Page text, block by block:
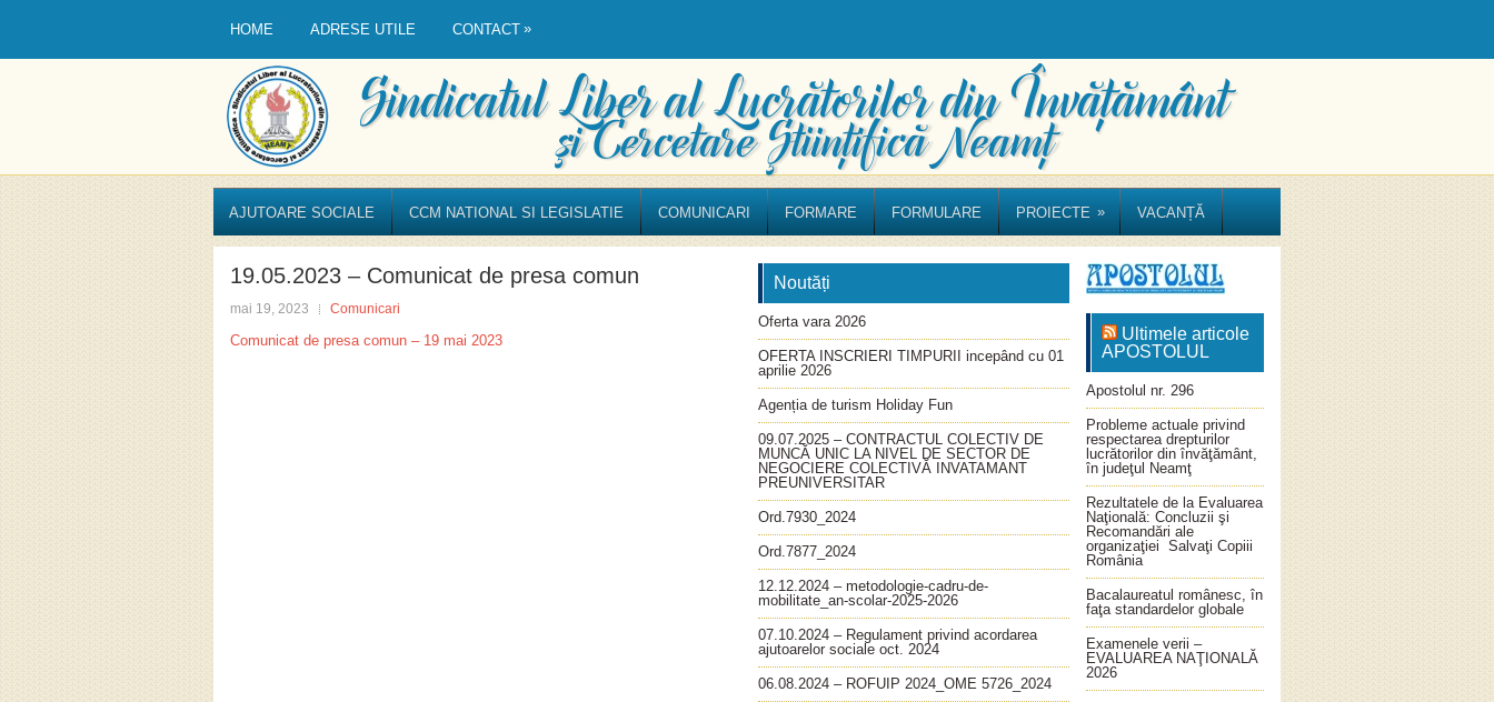
HOME ADRESE UTILE CONTACT »
AJUTOARE SOCIALE CCM NATIONAL SI LEGISLATIE COMUNICARI FORMARE FORMULARE PROIECTE » VACANȚĂ
19.05.2023 – Comunicat de presa comun
mai 19, 2023 Comunicari
Comunicat de presa comun – 19 mai 2023
Noutăți
Oferta vara 2026
OFERTA INSCRIERI TIMPURII incepând cu 01
aprilie 2026
Agenția de turism Holiday Fun
09.07.2025 – CONTRACTUL COLECTIV DE
MUNCĂ UNIC LA NIVEL DE SECTOR DE
NEGOCIERE COLECTIVĂ INVATAMANT
PREUNIVERSITAR
Ord.7930_2024
Ord.7877_2024
12.12.2024 – metodologie-cadru-de-
mobilitate_an-scolar-2025-2026
07.10.2024 – Regulament privind acordarea
ajutoarelor sociale oct. 2024
06.08.2024 – ROFUIP 2024_OME 5726_2024
Ultimele articole
APOSTOLUL
Apostolul nr. 296
Probleme actuale privind
respectarea drepturilor
lucrătorilor din învăţământ,
în judeţul Neamţ
Rezultatele de la Evaluarea
Naţională: Concluzii şi
Recomandări ale
organizaţiei Salvaţi Copiii
România
Bacalaureatul românesc, în
faţa standardelor globale
Examenele verii –
EVALUAREA NAŢIONALĂ
2026